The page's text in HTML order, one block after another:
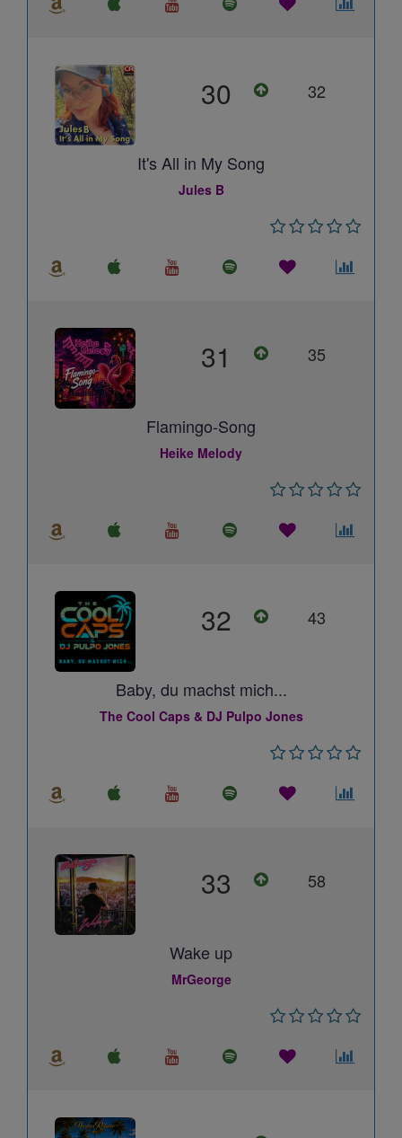
30 32
It's All in My Song
Jules B
31 35
Flamingo-Song
Heike Melody
32 43
Baby, du machst mich...
The Cool Caps & DJ Pulpo Jones
33 58
Wake up
MrGeorge